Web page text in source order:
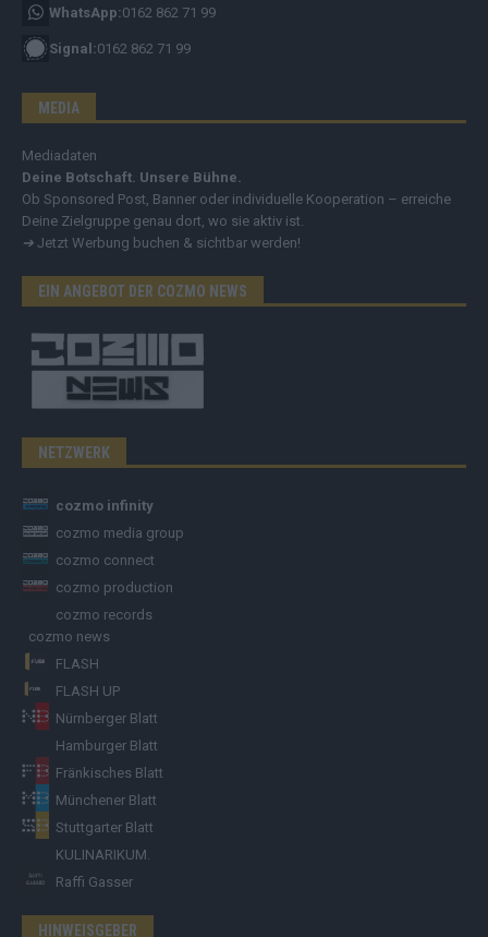
WhatsApp:0162 862 71 99
Signal:0162 862 71 99
MEDIA
Mediadaten
Deine Botschaft. Unsere Bühne.
Ob Sponsored Post, Banner oder individuelle Kooperation – erreiche
Deine Zielgruppe genau dort, wo sie aktiv ist.
➔ Jetzt Werbung buchen & sichtbar werden!
EIN ANGEBOT DER COZMO NEWS
NETZWERK
cozmo infinity
cozmo media group
cozmo connect
cozmo production
cozmo records
cozmo news
FLASH
FLASH UP
Nürnberger Blatt
Hamburger Blatt
Fränkisches Blatt
Münchener Blatt
Stuttgarter Blatt
KULINARIKUM.
Raffi Gasser
HINWEISGEBER